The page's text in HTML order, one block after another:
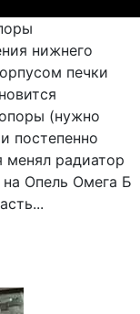
нижнего
печки
(нужно
постепенно
менял радиатор
Опель Омега Б